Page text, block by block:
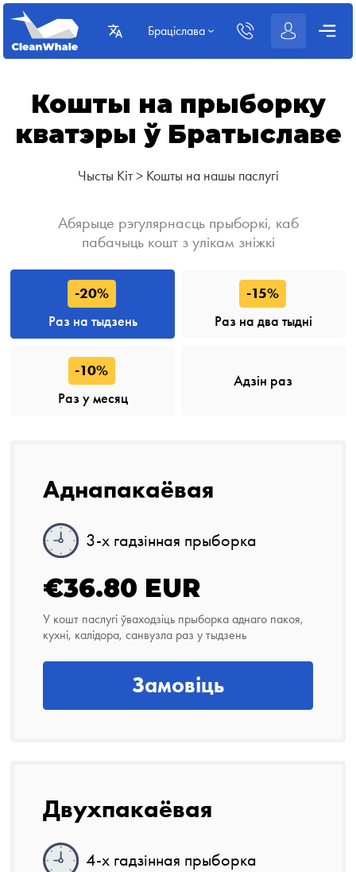
Браціслава
Кошты на прыборку
кватэры ў Братыславе
Чысты Кіт > Кошты на нашы паслугі
Абярыце рэгулярнасць прыборкі, каб
пабачыць кошт з улікам зніжкі
-20%
Раз на тыдзень
-15%
Раз на два тыдні
-10%
Раз у месяц
Адзін раз
Аднапакаёвая
3-х гадзінная прыборка
€36.80 EUR
У кошт паслугі ўваходзіць прыборка аднаго пакоя,
кухні, калідора, санвузла раз у тыдзень
Замовіць
Двухпакаёвая
4-х гадзінная прыборка